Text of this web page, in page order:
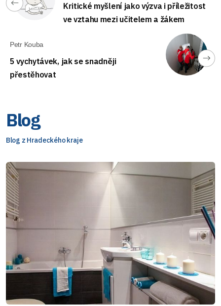
Kritické myšlení jako výzva i příležitost
ve vztahu mezi učitelem a žákem
Petr Kouba
5 vychytávek, jak se snadněji
přestěhovat
Blog
Blog z Hradeckého kraje